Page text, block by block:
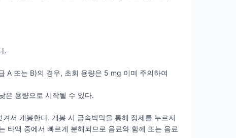
.
A 또는 B)의 경우, 초회 용량은 5 mg 이며 주의하여
은 용량으로 시작될 수 있다.
서 개봉한다. 개봉 시 금속박막을 통해 정제를 누르지
타액 중에서 빠르게 분해되므로 음료와 함께 또는 음료